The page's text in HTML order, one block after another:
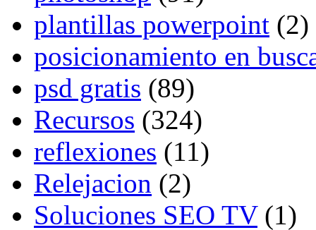
plantillas powerpoint (2)
posicionamiento en
psd gratis (89)
Recursos (324)
reflexiones (11)
Relejacion (2)
Soluciones SEO TV(1)